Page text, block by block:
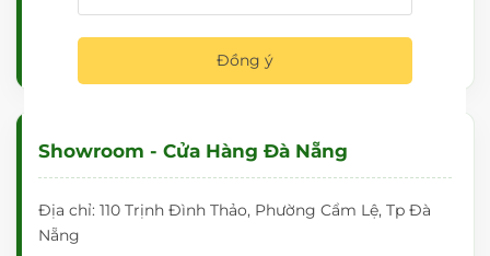
Trung, Tp Hồ Chí Minh
Showroom - Cửa Hàng Đà Nẵng
Địa chỉ: 110 Trịnh Đình Thảo, Phường Cẩm Lệ, Tp Đà
Nẵng
Đồng ý